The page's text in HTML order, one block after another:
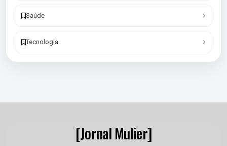
Saúde
Tecnologia
[Jornal Mulier]